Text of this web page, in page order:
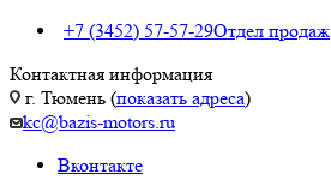
+7 (3452) 57-57-29Отдел продаж
Контактная информация
г. Тюмень (показать адреса)
kc@bazis-motors.ru
Вконтакте